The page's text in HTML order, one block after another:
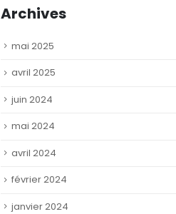
Archives
mai 2025
avril 2025
juin 2024
mai 2024
avril 2024
février 2024
janvier 2024